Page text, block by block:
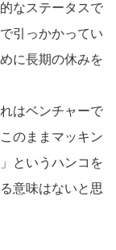
なステータスで
引っかかってい
に長期の休みを
はベンチャーで
のままマッキン
というハンコを
意味はないと思